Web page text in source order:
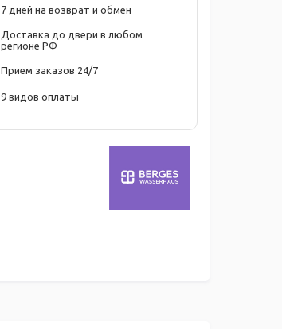
7 дней на возврат и обмен
Доставка до двери в любом
регионе РФ
Прием заказов 24/7
9 видов оплаты